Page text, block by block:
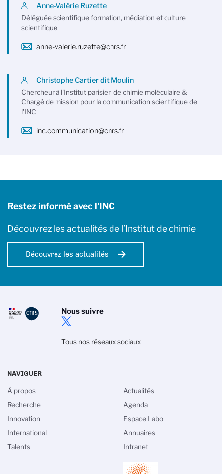
Anne-Valérie Ruzette
Déléguée scientifique formation, médiation et culture
scientifique
anne-valerie.ruzette@cnrs.fr
Christophe Cartier dit Moulin
Chercheur à l'Institut parisien de chimie moléculaire &
Chargé de mission pour la communication scientifique de
l'INC
inc.communication@cnrs.fr
Restez informé avec l'INC
Découvrez les actualités de l’Institut de chimie
Découvrez les actualités
Nous suivre
Tous nos réseaux sociaux
NAVIGUER
À propos
Recherche
Innovation
International
Talents
Actualités
Agenda
Espace Labo
Annuaires
Intranet